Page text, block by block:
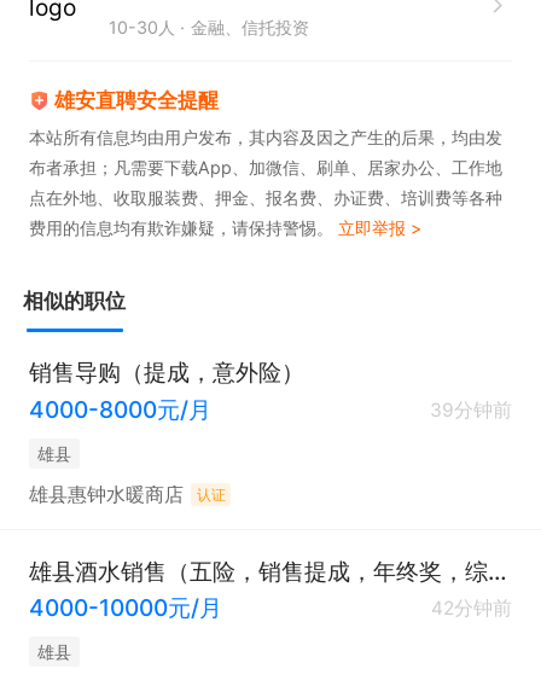
10-30人 金融、信托投资
雄安直聘安全提醒
本站所有信息均由用户发布，其内容及因之产生的后果，均由发
布者承担；凡需要下载App、加微信、刷单、居家办公、工作地
点在外地、收取服装费、押金、报名费、办证费、培训费等各种
费用的信息均有欺诈嫌疑，请保持警惕。 立即举报 >
相似的职位
销售导购（提成，意外险）
4000-8000元/月
39分钟前
雄县
雄县惠钟水暖商店 认证
雄县酒水销售（五险，销售提成，年终奖，综合补助）
4000-10000元/月
42分钟前
雄县